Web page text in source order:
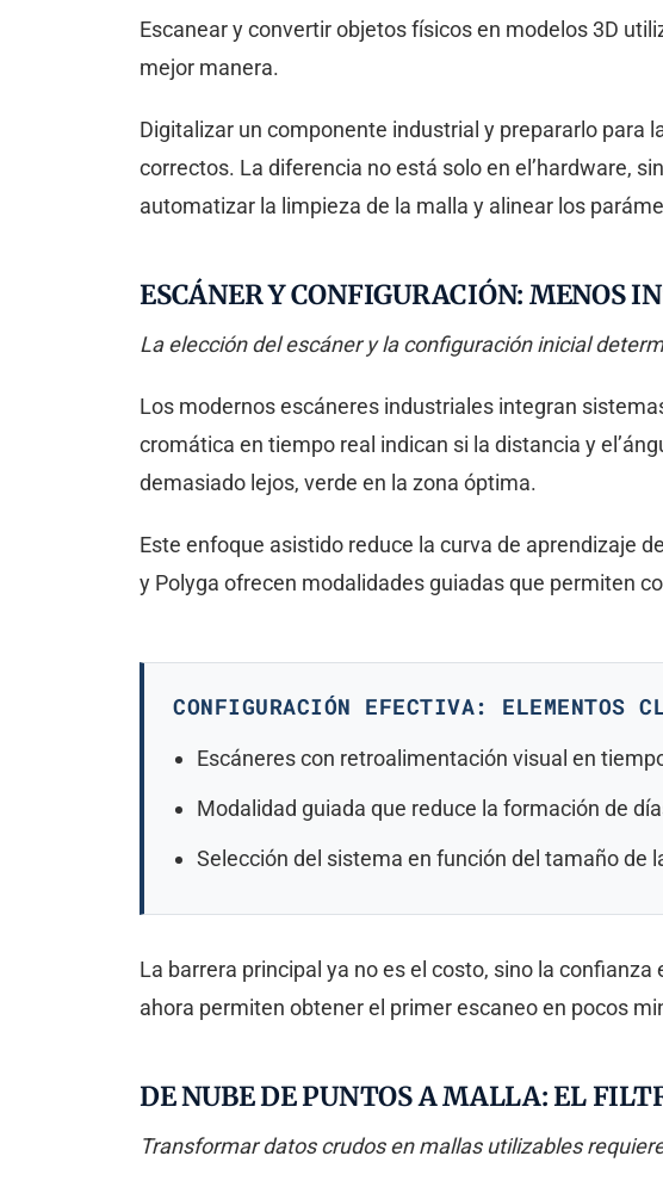
Escanear y convertir objetos físicos en modelos 3D
mejor manera.
Digitalizar un componente industrial y prepararlo para
correctos. La diferencia no está solo en el’hardware,
automatizar la limpieza de la malla y alinear los
ESCÁNER Y CONFIGURACIÓN: MENOS
La elección del escáner y la configuración inicial
Los modernos escáneres industriales integran
cromática en tiempo real indican si la distancia y
demasiado lejos, verde en la zona óptima.
Este enfoque asistido reduce la curva de aprendizaje
y Polyga ofrecen modalidades guiadas que permiten
CONFIGURACIÓN EFECTIVA: ELEMENTOS
Escáneres con retroalimentación visual en
Modalidad guiada que reduce la formación de
Selección del sistema en función del tamaño de
La barrera principal ya no es el costo, sino la
ahora permiten obtener el primer escaneo en pocos
DE NUBE DE PUNTOS A MALLA: EL
Transformar datos crudos en mallas utilizables